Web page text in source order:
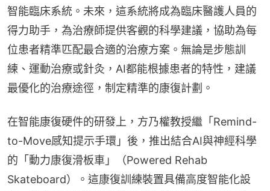
智能臨床系統。未來，這系統將成為臨床醫護人員的
得力助手，為治療師提供客觀的科學建議，協助為每
位患者精準匹配最合適的治療方案。無論是步態訓
練、運動治療或針灸，AI都能根據患者的特性，建議
最優化的治療途徑，制定精準的康復計劃。
在智能康復硬件的研發上，方乃權教授繼「Remind-
to-Move感知提示手環」後，推出結合AI與神經科學
的「動力康復滑板車」（Powered Rehab
Skateboard）。這康復訓練裝置具備高度智能化設